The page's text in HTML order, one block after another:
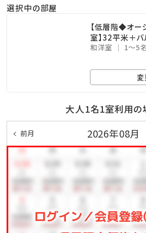
※温泉ではございません
☆･*:.｡. .｡.:*･☆ﾟ･*:.｡. .｡.:*･☆ﾟ･
選択中の部屋
【低層階◆オー
室】32平米＋バ
和洋室 1～5
変
大人1名1室利用の
前月 2026年08月